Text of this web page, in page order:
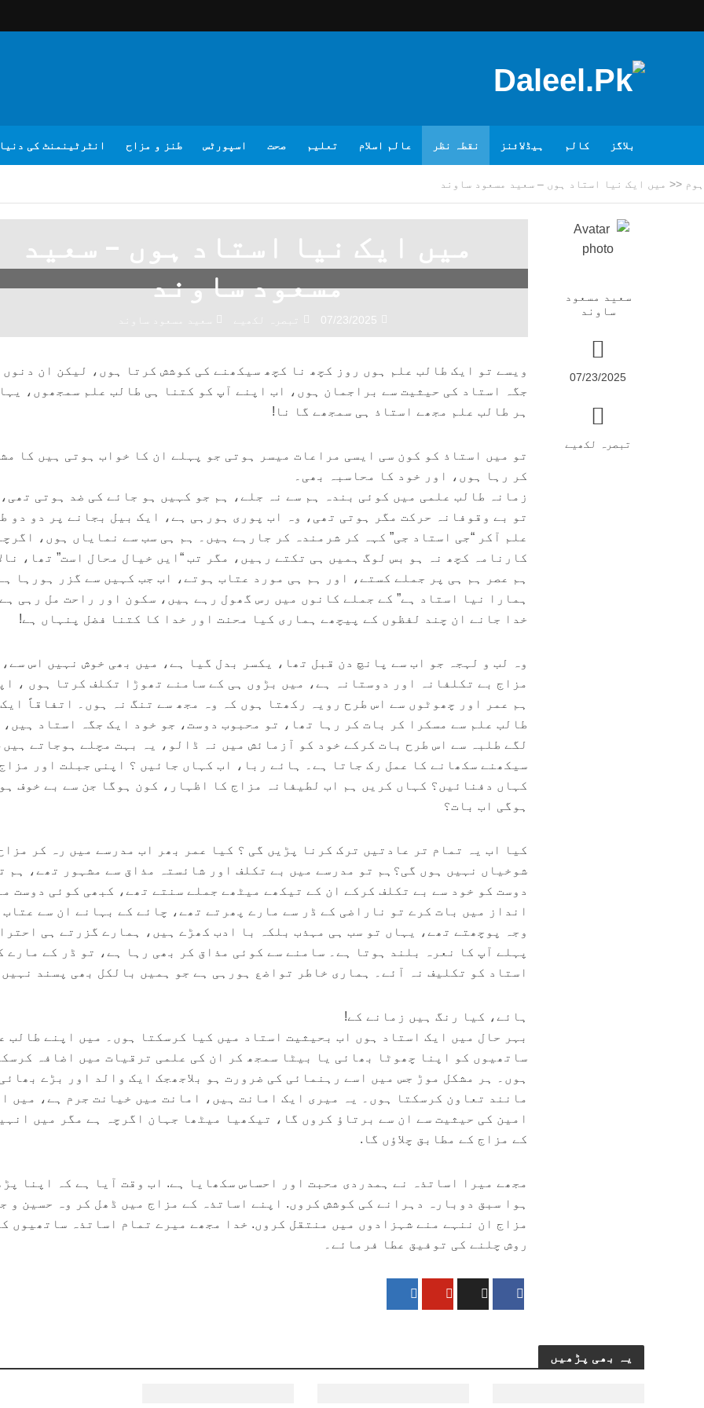
بلاگز کالم ہیڈلائنز نقطہ نظر عالم اسلام تعلیم صحت اسپورٹس طنز و مزاح انٹرٹینمنٹ کی دنیا
ہوم << میں ایک نیا استاد ہوں – سعید مسعود ساوند
سعید مسعود
ساوند
07/23/2025
تبصرہ لکھیے
میں ایک نیا استاد ہوں – سعید
مسعود ساوند
07/23/2025 سعید مسعود ساوند
ویسے تو ایک طالب علم ہوں روز کچھ نا کچھ سیکھنے کی کوشش کرتا ہوں، لیکن ان دنوں
جگہ استاد کی حیثیت سے براجمان ہوں، اب اپنے آپ کو کتنا ہی طالب علم سمجھوں،
ہر طالب علم مجھے استاذ ہی سمجھے گا نا!
تو میں استاذ کو کون سی ایسی مراعات میسر ہوتی جو پہلے ان کا خواب ہوتی ہیں کا
کر رہا ہوں، اور خود کا محاسبہ بھی۔
زمانہ طالب علمی میں کوئی بندہ ہم سے نہ جلے، ہم جو کہیں ہو جائے کی ضد ہوتی
تو بے وقوفانہ حرکت مگر ہوتی تھی، وہ اب پوری ہورہی ہے، ایک بیل بجانے پر دو دو
علم آکر “جی استاد جی” کہہ کر شرمندہ کر جارہے ہیں۔ ہم ہی سب سے نمایاں ہوں، اگرچہ
کارنامہ کچھ نہ ہو بس لوگ ہمیں ہی تکتے رہیں، مگر تب “ایں خیال محال است” تھا،
ہم عصر ہم ہی پر جملے کستے، اور ہم ہی مورد عتاب ہوتے، اب جب کہیں سے گزر ہورہا ہے
ہمارا نیا استاد ہے” کے جملے کانوں میں رس گھول رہے ہیں، سکون اور راحت مل رہی
خدا جانے ان چند لفظوں کے پیچھے ہماری کیا محنت اور خدا کا کتنا فضل پنہاں ہے!
وہ لب و لہجہ جو اب سے پانچ دن قبل تھا، یکسر بدل گیا ہے، میں بھی خوش نہیں اس سے،
مزاج بے تکلفانہ اور دوستانہ ہے، میں بڑوں ہی کے سامنے تھوڑا تکلف کرتا ہوں ،
ہم عمر اور چھوٹوں سے اس طرح رویہ رکھتا ہوں کہ وہ مجھ سے تنگ نہ ہوں۔ اتفاقاً ایک
طالب علم سے مسکرا کر بات کر رہا تھا، تو محبوب دوست، جو خود ایک جگہ استاد ہیں،
لگے طلبہ سے اس طرح بات کرکے خود کو آزمائش میں نہ ڈالو، یہ بہت مچلے ہوجاتے
سیکھنے سکھانے کا عمل رک جاتا ہے۔ ہائے ربا، اب کہاں جائیں ؟ اپنی جبلت اور
کہاں دفنائیں؟ کہاں کریں ہم اب لطیفانہ مزاج کا اظہار، کون ہوگا جن سے بے خوف
ہوگی اب بات؟
کیا اب یہ تمام تر عادتیں ترک کرنا پڑیں گی ؟ کیا عمر بھر اب مدرسے میں رہ کر
شوخیاں نہیں ہوں گی؟ہم تو مدرسے میں بے تکلف اور شائستہ مذاق سے مشہور تھے، ہم
دوست کو خود سے بے تکلف کرکے ان کے تیکھے میٹھے جملے سنتے تھے، کبھی کوئی دوست
انداز میں بات کرے تو ناراضی کے ڈر سے مارے پھرتے تھے، چائے کے بہانے ان سے عتاب
وجہ پوچھتے تھے، یہاں تو سب ہی مہذب بلکہ با ادب کھڑے ہیں، ہمارے گزرتے ہی
پہلے آپ کا نعرہ بلند ہوتا ہے۔ سامنے سے کوئی مذاق کر بھی رہا ہے، تو ڈر کے مارے
استاد کو تکلیف نہ آئے۔ ہماری خاطر تواضع ہورہی ہے جو ہمیں بالکل بھی پسند نہیں
ہائے، کیا رنگ ہیں زمانے کے!
بہر حال میں ایک استاد ہوں اب بحیثیت استاد میں کیا کرسکتا ہوں۔ میں اپنے طالب
ساتھیوں کو اپنا چھوٹا بھائی یا بیٹا سمجھ کر ان کی علمی ترقیات میں اضافہ
ہوں۔ ہر مشکل موڑ جس میں اسے رہنمائی کی ضرورت ہو بلاجھجک ایک والد اور بڑے
مانند تعاون کرسکتا ہوں۔ یہ میری ایک امانت ہیں، امانت میں خیانت جرم ہے، میں
امین کی حیثیت سے ان سے برتاؤ کروں گا، تیکھیا میٹھا جہان اگرچہ ہے مگر میں
کے مزاج کے مطابق چلاؤں گا.
مجھے میرا اساتذہ نے ہمدردی محبت اور احساس سکھایا ہے. اب وقت آیا ہے کہ اپنا
ہوا سبق دوبارہ دہرانے کی کوشش کروں. اپنے اساتذہ کے مزاج میں ڈھل کر وہ حسین و
مزاج ان ننہے منے شہزادوں میں منتقل کروں. خدا مجھے میرے تمام اساتذہ ساتھیوں
روش چلنے کی توفیق عطا فرمائے۔
یہ بھی پڑھیں